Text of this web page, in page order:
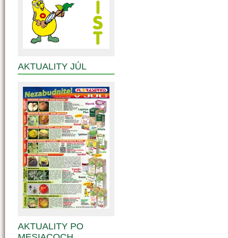
AKTUALITY JÚL
AKTUALITY PO